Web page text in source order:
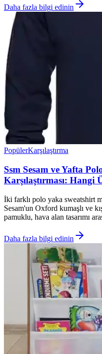
Daha fazla bilgi edinin
PopülerKarşılaştırma
Ssm Sesam ve Yafta
Karşılaştırması:
İki farklı polo yaka sweatshirt
Sesam'un Oxford kumaşlı ve
pamuklu, hava alan tasarımı
Daha fazla bilgi edinin